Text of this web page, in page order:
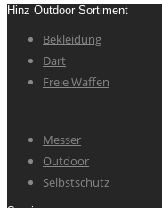
Hinz Outdoor Sortiment
Bekleidung
Dart
Freie Waffen
Messer
Outdoor
Selbstschutz